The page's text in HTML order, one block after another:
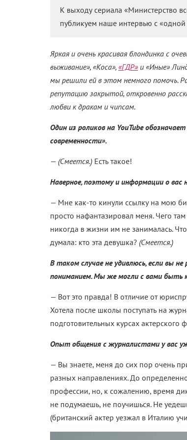
К выходу сериала «Министерство
публикуем наше интервью с
Яркая и очень красивая блондинка с
выживание», «Коса», «ГДР»и «Иные»
мы решили ей в этом немного помочь.
репутацию закрытой, откровенно
любви к дракам и чипсам.
Один из роликов на YouTube
современности».
— (Смеется.) Есть такое!
Наверное, поэтому и информации о
— Мне как-то кинули ссылку на мою
просто нафантазировал меня. Чего
никогда в жизни им не занималась.
думала: кто эта девушка? (Смеется.)
В таком случае не удивлюсь, если вы
пониманием. Мы же могли с вами быть
— Вот это правда! В отличие от
Хотела после школы поступать на
подготовительных курсах актерского
Опыт общения с журналистами у вас
— Вы знаете, меня до сих пор очень
разных направлениях. До
профессии, но, к сожалению, время
не подумаешь, не поучишься. Не
(британский актер уезжал в Италию